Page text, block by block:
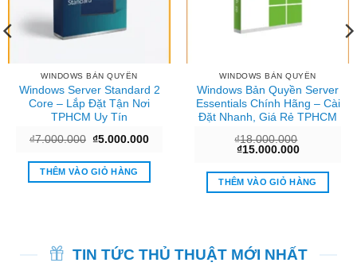
WINDOWS BẢN QUYỀN
Windows Server Standard 2
Core – Lắp Đặt Tận Nơi
TPHCM Uy Tín
₫7.000.000 Giá
là:
₫7.000.000.
₫5.000.000Giá
tại
₫5.000.000.
THÊM VÀO GIỎ HÀNG
WINDOWS BẢN QUYỀN
Windows Bản Quyền Server
Essentials Chính Hãng – Cài
Đặt Nhanh, Giá Rẻ TPHCM
₫18.000.000
Giá
là:
₫18.000.000.
₫15.000.000Giá
tại
là:
THÊM VÀO GIỎ HÀNG
TIN TỨC THỦ THUẬT MỚI NHẤT